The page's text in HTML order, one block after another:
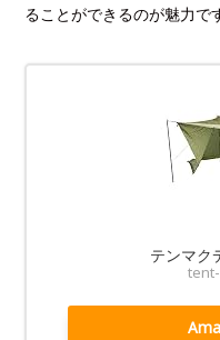
ることができるのが魅力で
テンマク